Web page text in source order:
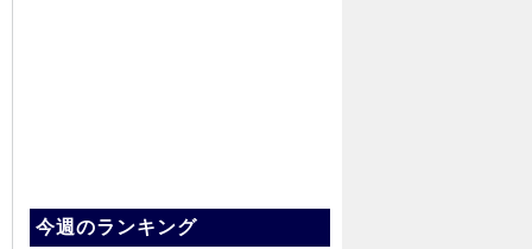
今週のランキング